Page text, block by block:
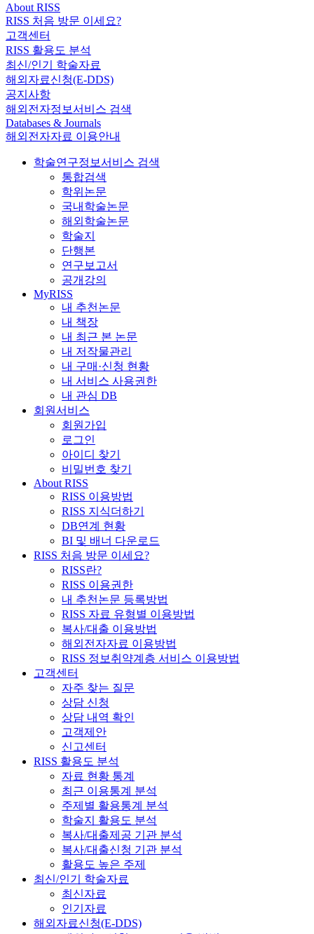
About RISS
RISS 처음 방문 이세요?
고객센터
RISS 활용도 분석
최신/인기 학술자료
해외자료신청(E-DDS)
공지사항
해외전자정보서비스 검색
Databases & Journals
해외전자자료 이용안내
학술연구정보서비스 검색
통합검색
학위논문
국내학술논문
해외학술논문
학술지
단행본
연구보고서
공개강의
MyRISS
내 추천논문
내 책장
내 최근 본 논문
내 저작물관리
내 구매·신청 현황
내 서비스 사용권한
내 관심 DB
회원서비스
회원가입
로그인
아이디 찾기
비밀번호 찾기
About RISS
RISS 이용방법
RISS 지식더하기
DB연계 현황
BI 및 배너 다운로드
RISS 처음 방문 이세요?
RISS란?
RISS 이용권한
내 추천논문 등록방법
RISS 자료 유형별 이용방법
복사/대출 이용방법
해외전자자료 이용방법
RISS 정보취약계층 서비스 이용방법
고객센터
자주 찾는 질문
상담 신청
상담 내역 확인
고객제안
신고센터
RISS 활용도 분석
자료 현황 통계
최근 이용통계 분석
주제별 활용통계 분석
학술지 활용도 분석
복사/대출제공 기관 분석
복사/대출신청 기관 분석
활용도 높은 주제
최신/인기 학술자료
최신자료
인기자료
해외자료신청(E-DDS)